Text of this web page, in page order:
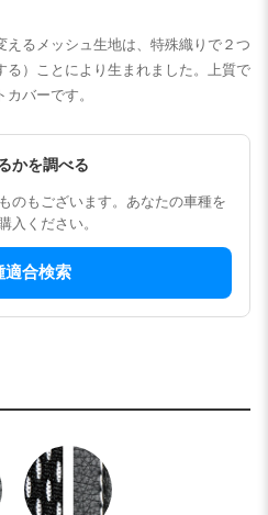
るメッシュ生地は、特殊織りで２つ
）ことにより生まれました。上質で
バーです。
かを調べる
のもございます。あなたの車種を
入ください。
適合検索